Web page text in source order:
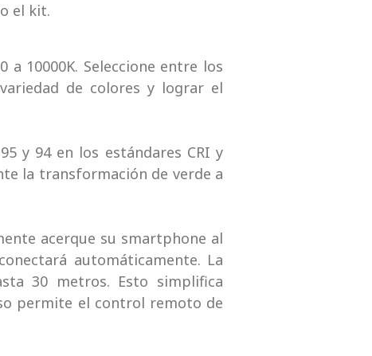
el kit.
10000K. Seleccione entre los
de colores y lograr el
y 94 en los estándares CRI y
la transformación de verde a
acerque su smartphone al
automáticamente. La
30 metros. Esto simplifica
permite el control remoto de